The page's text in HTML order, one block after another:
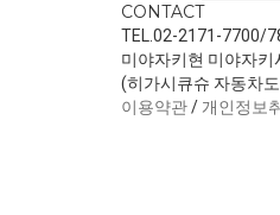
CONTACT
TEL.02-2171-7700/
미야자키현 미야자
(히가시큐슈 자동차
이용약관/ 개인정보